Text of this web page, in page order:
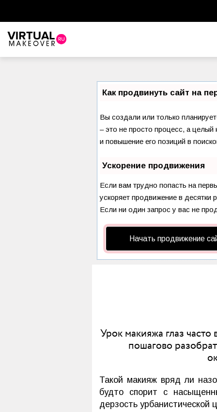
Как продвинуть сайт на
Вы создали или только
– это не просто процесс, а
и повышение его позиций в
Ускорение продвижения
Если вам трудно попасть на
ускоряет продвижение в десятки
Если ни один запрос у вас не
Начать продвижение
Урок макияжа глаз
пошагово
Такой макияж вряд ли
будто спорит с
дерзость урбанистической